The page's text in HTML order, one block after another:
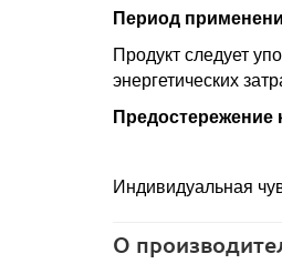
Период
Продукт следует
энергетических
Индивидуальная
О